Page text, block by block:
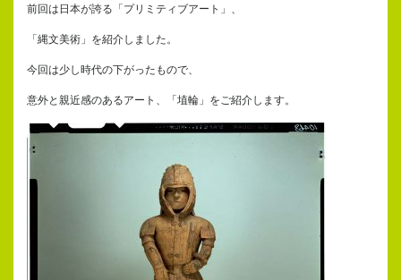
前回は日本が誇る「プリミティブアート」、
「縄文美術」を紹介しました。
今回は少し時代の下がったもので、
意外と親近感のあるアート、「埴輪」をご紹介します。